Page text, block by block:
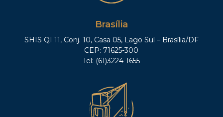
Brasília
SHIS QI 11, Conj. 10, Casa 05, Lago Sul – Brasília/DF
CEP: 71625-300
Tel: (61)3224-1655